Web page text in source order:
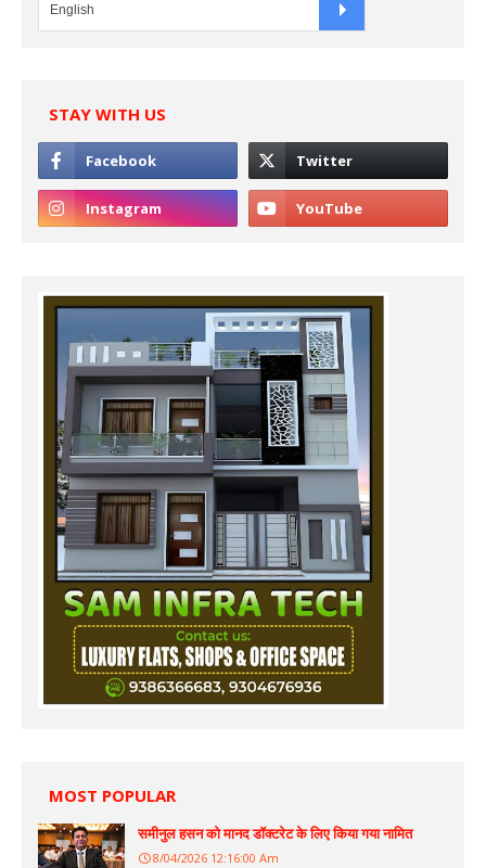
STAY WITH US
MOST POPULAR
समीनुल हसन को मानद डॉक्टरेट के लिए किया गया नामित
8/04/2026 12:16:00 Am